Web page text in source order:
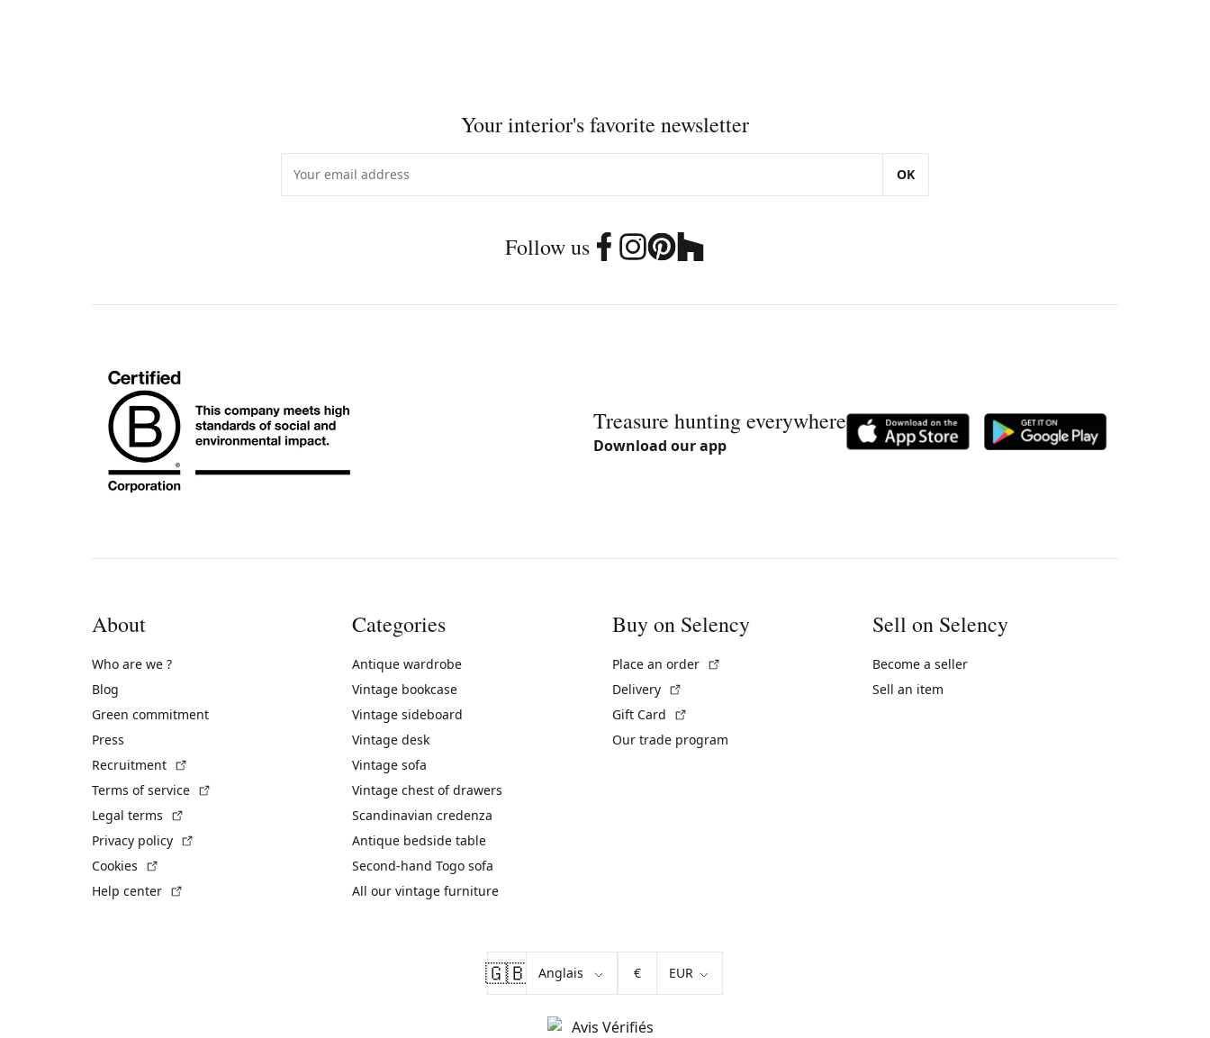
Your interior's favorite newsletter
OK
Follow us
Treasure hunting everywhere
Download our app
About
Who are we ?
Blog
Green commitment
Press
Recruitment
Terms of service
Legal terms
Privacy policy
Cookies
Help center
Categories
Antique wardrobe
Vintage bookcase
Vintage sideboard
Vintage desk
Vintage sofa
Vintage chest of drawers
Scandinavian credenza
Antique bedside table
Second-hand Togo sofa
All our vintage furniture
Buy on Selency
Place an order
Delivery
Gift Card
Our trade program
Sell on Selency
Become a seller
Sell an item
🇬🇧 €